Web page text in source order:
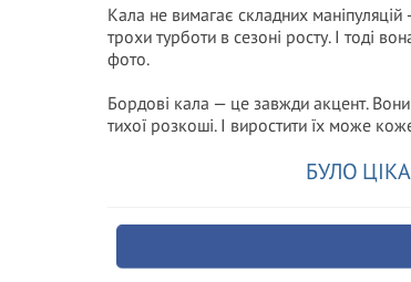
Кала не вимагає складних маніпуляцій
трохи турботи в сезоні росту. І тоді
фото.
Бордові кала — це завжди акцент. Вони
тихої розкоші. І виростити їх може
БУЛО